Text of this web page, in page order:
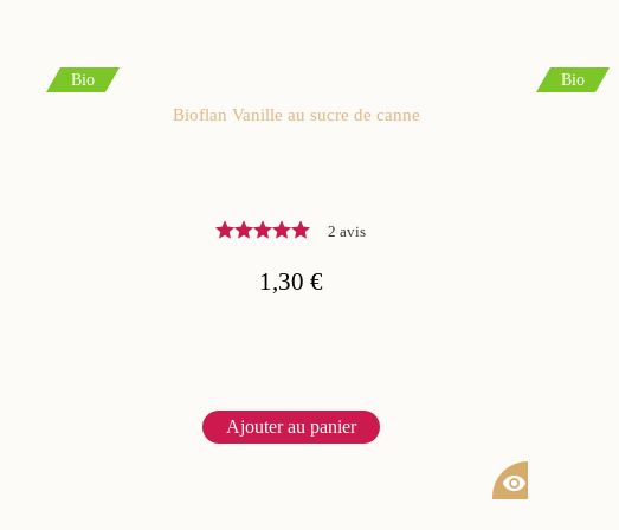
Bio
Bioflan Vanille au sucre de canne
2 avis
1,30 €
Ajouter au panier
visibility
Bio